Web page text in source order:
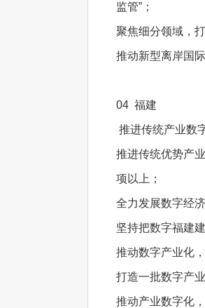
监管”；
聚焦细分领域，
推动新型离岸国
04 福建
推进传统产业数
推进传统优势产
项以上；
全力发展数字经
坚持把数字福建
推动数字产业化
打造一批数字产
推动产业数字化